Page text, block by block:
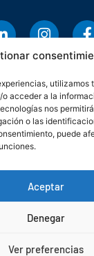
utilizamos
acceder a la
nos
o las
puede
Aceptar
Denegar
Ver preferencias
Política de cookies